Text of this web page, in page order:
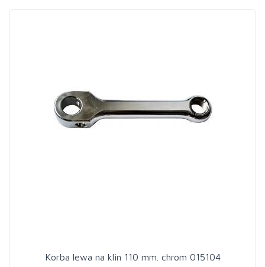
Korba lewa na klin 110 mm. chrom 015104